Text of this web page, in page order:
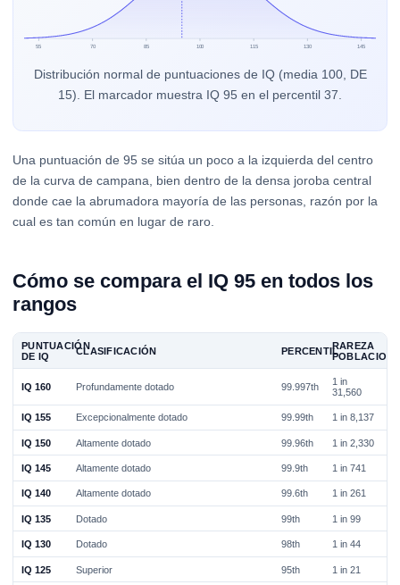
55 70 85 100 115 130 145
Distribución normal de puntuaciones de IQ (media 100, DE
15). El marcador muestra IQ 95 en el percentil 37.
Una puntuación de 95 se sitúa un poco a la izquierda del centro
de la curva de campana, bien dentro de la densa joroba central
donde cae la abrumadora mayoría de las personas, razón por la
cual es tan común en lugar de raro.
Cómo se compara el IQ 95 en todos los
rangos
PUNTUACIÓN
DE IQ
CLASIFICACIÓN PERCENTILRAREZA
IQ 160 Profundamente dotado 99.997th
1 in
31,560
IQ 155 Excepcionalmente dotado 99.99th 1 in 8,137
IQ 150 Altamente dotado 99.96th 1 in 2,330
IQ 145 Altamente dotado 99.9th 1 in 741
IQ 140 Altamente dotado 99.6th 1 in 261
IQ 135 Dotado 99th 1 in 99
IQ 130 Dotado 98th 1 in 44
IQ 125 Superior 95th 1 in 21